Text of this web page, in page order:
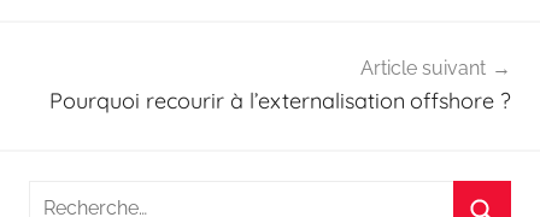
Article suivant
Pourquoi recourir à l’externalisation offshore ?
Recherche